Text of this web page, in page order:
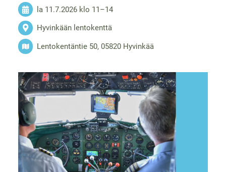
la 11.7.2026 klo 11–14
Hyvinkään lentokenttä
Lentokentäntie 50, 05820 Hyvinkää